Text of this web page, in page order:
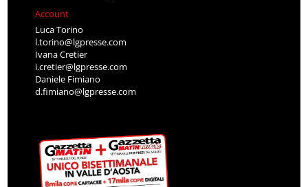
Account
Luca Torino
l.torino@lgpresse.com
Ivana Cretier
i.cretier@lgpresse.com
Daniele Fimiano
d.fimiano@lgpresse.com